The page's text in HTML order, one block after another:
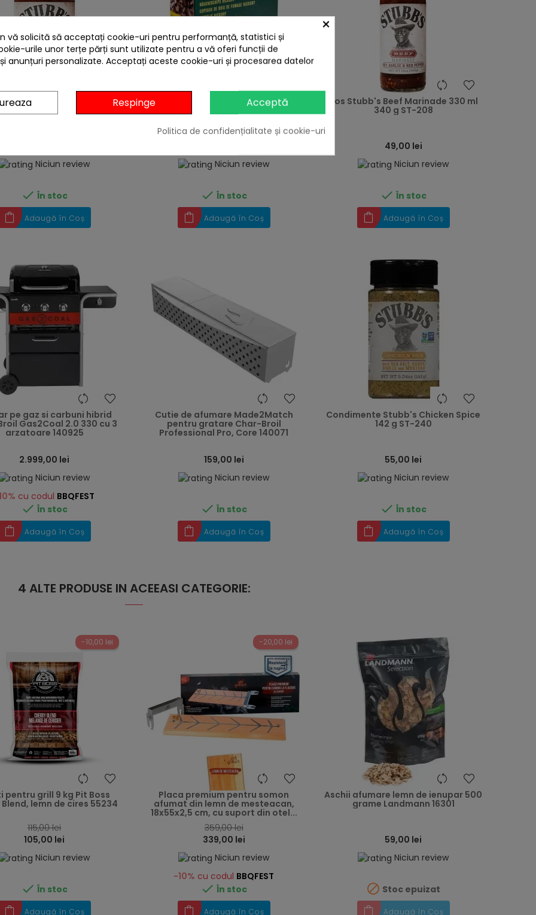
Original Bar-B-Q 450 ml
Niciun review
 În stoc
Adaugă în Coș
Aschii afumare lemn hickory Char-
Broil 140553 700 grame
Niciun review
 În stoc
Adaugă în Coș
heart
Sos Stubb's Beef Marinade 330 ml
340 g ST-208
49,00 lei
Niciun review
 În stoc
Adaugă în Coș
heart
pe gaz si carbuni hibrid
Gas2Coal 2.0 330 cu 3
arzatoare 140925
2.999,00 lei
Niciun review
cu codul BBQFEST
 În stoc
Adaugă în Coș
heart
Cutie de afumare Made2Match
pentru gratare Char-Broil
Professional Pro, Core 140071
159,00 lei
Niciun review
 În stoc
Adaugă în Coș
heart
Condimente Stubb's Chicken Spice
142 g ST-240
55,00 lei
Niciun review
 În stoc
Adaugă în Coș
4 ALTE PRODUSE IN ACEEASI CATEGORIE:
-10,00 lei
heart
pentru grill 9 kg Pit Boss
lemn de cires 55234
115,00 lei
105,00 lei
Niciun review
 În stoc
Adaugă în Coș
-20,00 lei
heart
Placa premium pentru somon
afumat din lemn de mesteacan,
18x55x2,5 cm, cu suport din otel...
359,00 lei
339,00 lei
Niciun review
-10% cu codul BBQFEST
 În stoc
Adaugă în Coș
heart
Aschii afumare lemn de ienupar 500
grame Landmann 16301
59,00 lei
Niciun review
 Stoc epuizat
Adaugă în Coș
×
vă solicită să acceptați cookie-uri pentru performanță, statistici și
urile unor terțe părți sunt utilizate pentru a vă oferi funcții de
anunțuri personalizate. Acceptați aceste cookie-uri și procesarea datelor
Respinge Acceptă
Politica de confidențialitate și cookie-uri